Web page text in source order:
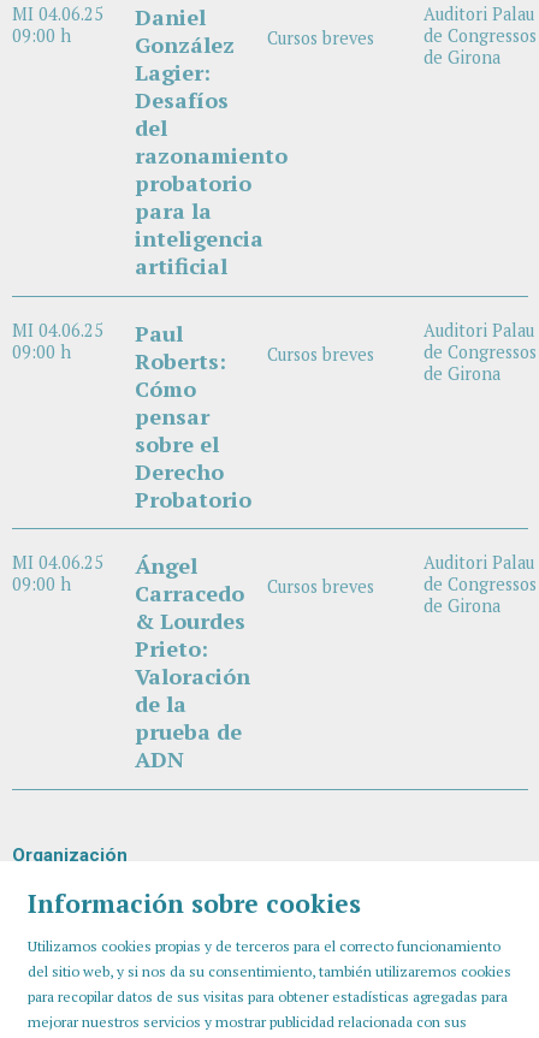
MI 04.06.25
09:00 h
Daniel
González
Lagier:
Desafíos
del
razonamiento
probatorio
para la
inteligencia
artificial
Cursos breves
Auditori Palau
de Congressos
de Girona
MI 04.06.25
09:00 h
Paul
Roberts:
Cómo
pensar
sobre el
Derecho
Probatorio
Cursos breves
Auditori Palau
de Congressos
de Girona
MI 04.06.25
09:00 h
Ángel
Carracedo
& Lourdes
Prieto:
Valoración
de la
prueba de
ADN
Cursos breves
Auditori Palau
de Congressos
de Girona
Organización
Información sobre cookies
Utilizamos cookies propias y de terceros para el correcto funcionamiento
del sitio web, y si nos da su consentimiento, también utilizaremos cookies
para recopilar datos de sus visitas para obtener estadísticas agregadas para
mejorar nuestros servicios y mostrar publicidad relacionada con sus